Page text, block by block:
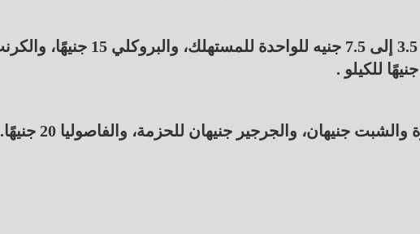
وألمح التجار إلى أن سعر الخس الكابوتشا 3.5 إلى 7.5 جنيه للواحدة للمستهلك، والبروكلي 15
جنيهان، والجرجير جنيهان للحزمة، والفاصوليا 20 جنيهًا.